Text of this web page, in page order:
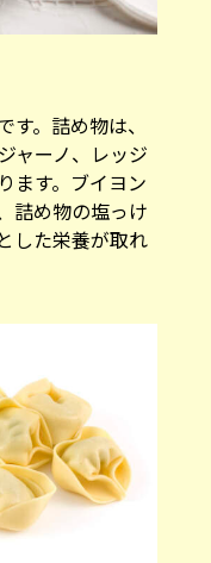
。詰め物は、
ャーノ、レッジ
ます。ブイヨン
詰め物の塩っけ
した栄養が取れ